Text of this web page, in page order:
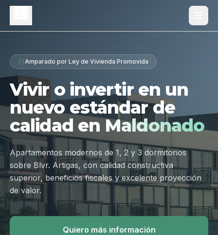
Proyecto
Diferenciales
Tipologías
Galería
Ubicación
Contacto
Hablar por WhatsApp
Amparado por Ley de Vivienda Promovida
Vivir o invertir en un
nuevo estándar de
calidad en Maldonado
Apartamentos modernos de 1, 2 y 3 dormitorios
sobre Blvr. Artigas, con calidad constructiva
superior, beneficios fiscales y excelente proyección
de valor.
Quiero más información